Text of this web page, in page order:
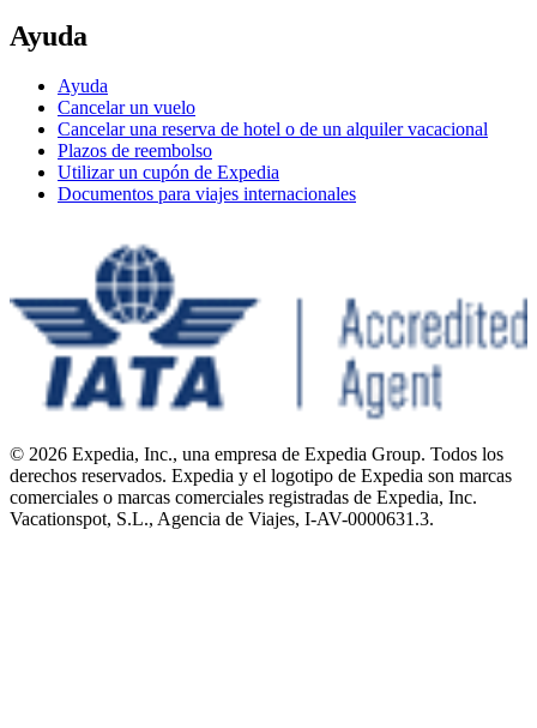
Ayuda
Ayuda
Cancelar un vuelo
Cancelar una reserva de hotel o de un alquiler vacacional
Plazos de reembolso
Utilizar un cupón de Expedia
Documentos para viajes internacionales
© 2026 Expedia, Inc., una empresa de Expedia Group. Todos los
derechos reservados. Expedia y el logotipo de Expedia son marcas
comerciales o marcas comerciales registradas de Expedia, Inc.
Vacationspot, S.L., Agencia de Viajes, I-AV-0000631.3.